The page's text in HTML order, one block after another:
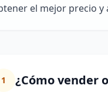
el mejor precio y
1 ¿Cómo vender